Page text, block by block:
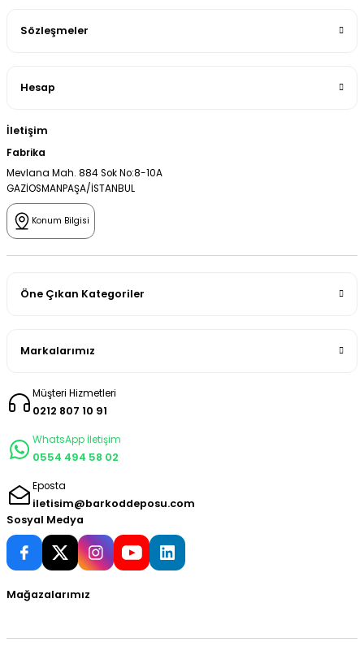
Sözleşmeler
Hesap
İletişim
Fabrika
Mevlana Mah. 884 Sok No:8-10A
GAZİOSMANPAŞA/İSTANBUL
Konum Bilgisi
Öne Çıkan Kategoriler
Markalarımız
Müşteri Hizmetleri
0212 807 10 91
WhatsApp İletişim
0554 494 58 02
Eposta
iletisim@barkoddeposu.com
Sosyal Medya
Mağazalarımız